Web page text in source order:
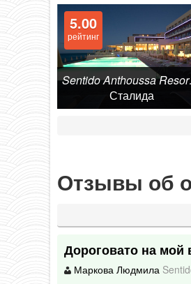
5.00
рейтинг
Сталида
Отзывы об
Дороговато на мой
Маркова Людмила